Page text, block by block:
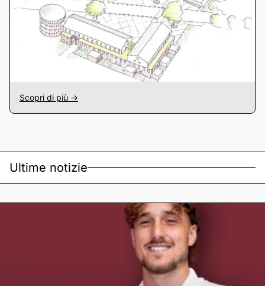
Scopri di più ->
Ultime notizie